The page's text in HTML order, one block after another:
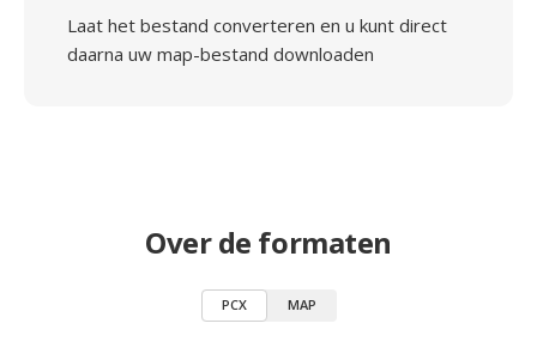
Laat het bestand converteren en u kunt direct
daarna uw map-bestand downloaden
Over de formaten
PCX MAP